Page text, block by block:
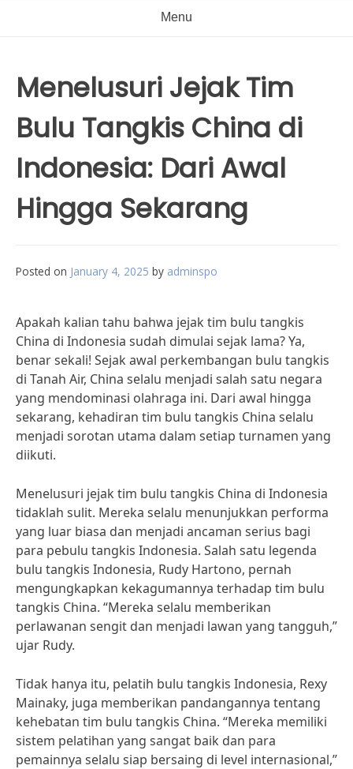
Menu
Menelusuri Jejak Tim
Bulu Tangkis China di
Indonesia: Dari Awal
Hingga Sekarang
Posted on January 4, 2025 by adminspo
Apakah kalian tahu bahwa jejak tim bulu tangkis
China di Indonesia sudah dimulai sejak lama? Ya,
benar sekali! Sejak awal perkembangan bulu tangkis
di Tanah Air, China selalu menjadi salah satu negara
yang mendominasi olahraga ini. Dari awal hingga
sekarang, kehadiran tim bulu tangkis China selalu
menjadi sorotan utama dalam setiap turnamen yang
diikuti.
Menelusuri jejak tim bulu tangkis China di Indonesia
tidaklah sulit. Mereka selalu menunjukkan performa
yang luar biasa dan menjadi ancaman serius bagi
para pebulu tangkis Indonesia. Salah satu legenda
bulu tangkis Indonesia, Rudy Hartono, pernah
mengungkapkan kekagumannya terhadap tim bulu
tangkis China. “Mereka selalu memberikan
perlawanan sengit dan menjadi lawan yang tangguh,”
ujar Rudy.
Tidak hanya itu, pelatih bulu tangkis Indonesia, Rexy
Mainaky, juga memberikan pandangannya tentang
kehebatan tim bulu tangkis China. “Mereka memiliki
sistem pelatihan yang sangat baik dan para
pemainnya selalu siap bersaing di level internasional,”